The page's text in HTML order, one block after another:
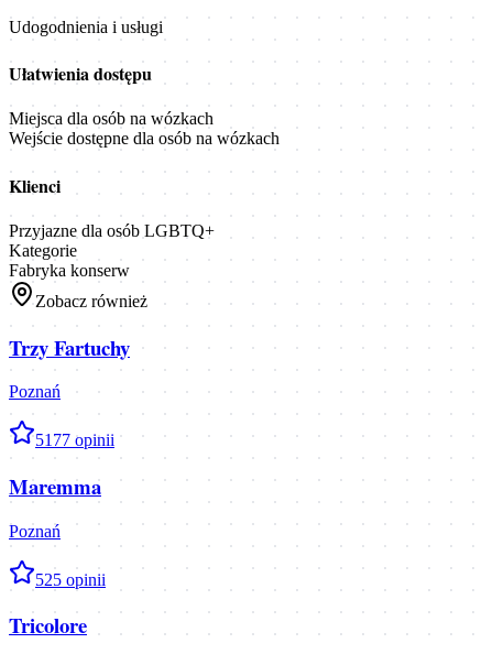
Udogodnienia i usługi
Ułatwienia dostępu
Miejsca dla osób na wózkach
Wejście dostępne dla osób na wózkach
Klienci
Przyjazne dla osób LGBTQ+
Kategorie
Fabryka konserw
Zobacz również
Trzy Fartuchy
Poznań
5177 opinii
Maremma
Poznań
525 opinii
Tricolore